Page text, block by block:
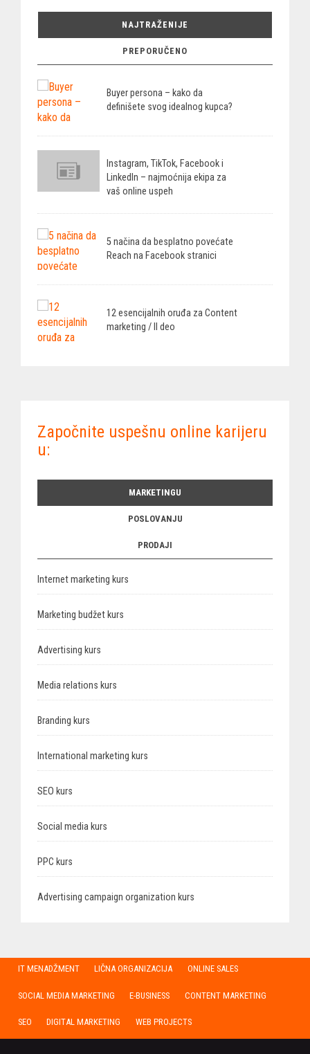
NAJTRAŽENIJE
PREPORUČENO
Buyer persona – kako da
definišete svog idealnog kupca?
Instagram, TikTok, Facebook i
LinkedIn – najmoćnija ekipa za
vaš online uspeh
5 načina da besplatno povećate
Reach na Facebook stranici
12 esencijalnih oruđa za Content
marketing / II deo
Započnite uspešnu online karijeru
u:
MARKETINGU
POSLOVANJU
PRODAJI
Internet marketing kurs
Marketing budžet kurs
Advertising kurs
Media relations kurs
Branding kurs
International marketing kurs
SEO kurs
Social media kurs
PPC kurs
Advertising campaign organization kurs
IT MENADŽMENT LIČNA ORGANIZACIJA ONLINE SALES
SOCIAL MEDIA MARKETING E-BUSINESS CONTENT MARKETING
SEO DIGITAL MARKETING WEB PROJECTS